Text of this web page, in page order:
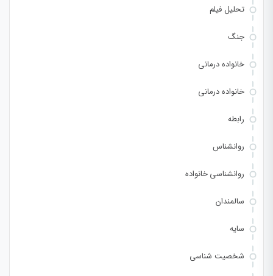
تحلیل فیلم
جنگ
خانواده درمانی
خانواده درمانی
رابطه
روانشناس
روانشناسی خانواده
سالمندان
سایه
شخصیت شناسی